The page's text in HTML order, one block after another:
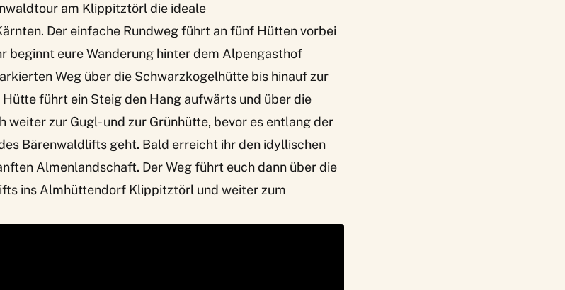
am Klippitztörl die ideale
Der einfache Rundweg führt an fünf Hütten vorbei
beginnt eure Wanderung hinter dem Alpengasthof
Weg über die Schwarzkogelhütte bis hinauf zur
Hütte führt ein Steig den Hang aufwärts und über die
weiter zur Gugl- und zur Grünhütte, bevor es entlang der
Bärenwaldlifts geht. Bald erreicht ihr den idyllischen
Almenlandschaft. Der Weg führt euch dann über die
ins Almhüttendorf Klippitztörl und weiter zum